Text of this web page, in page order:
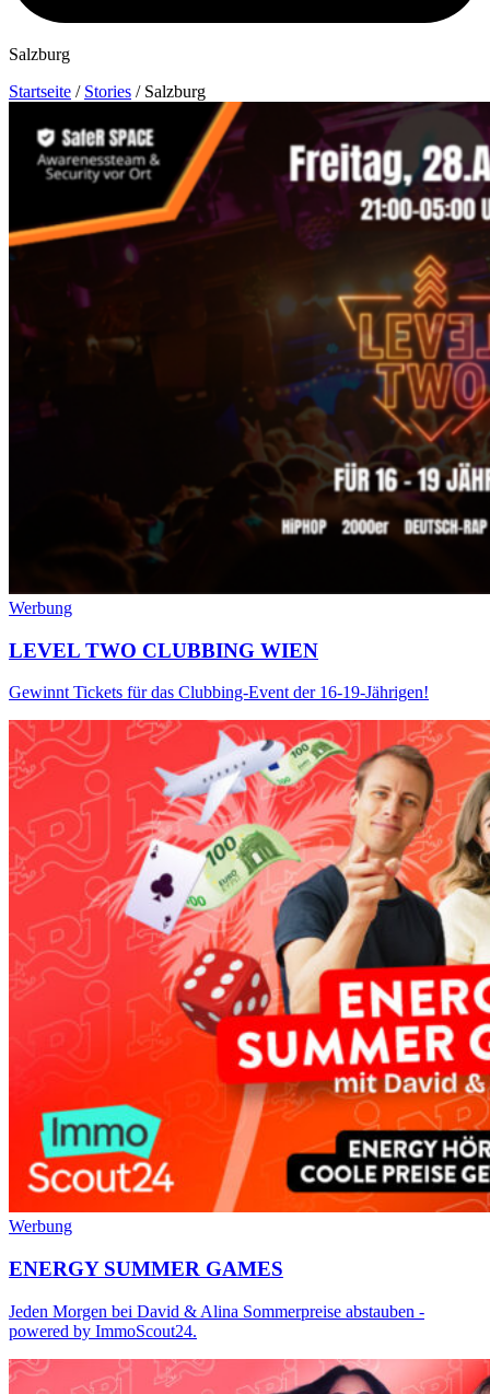
Salzburg
Startseite / Stories / Salzburg
Werbung
LEVEL TWO CLUBBING WIEN
Gewinnt Tickets für das Clubbing-Event der 16-19-Jährigen!
Werbung
ENERGY SUMMER GAMES
Jeden Morgen bei David & Alina Sommerpreise abstauben -
powered by ImmoScout24.